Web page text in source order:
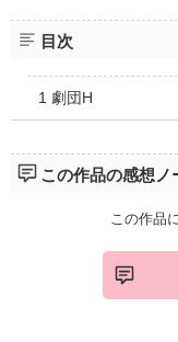
目次
1 劇団H
この作品の感想ノ
この作品